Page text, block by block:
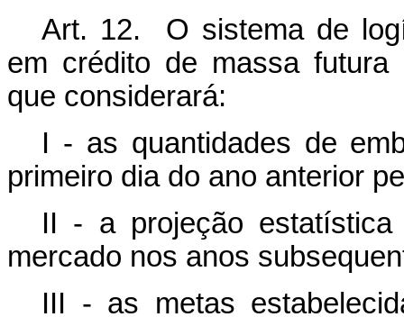
Art. 12. O sistema de
em crédito de massa futura
que considerará:
I - as quantidades de
primeiro dia do ano anterior
II - a projeção
mercado nos anos
III - as metas